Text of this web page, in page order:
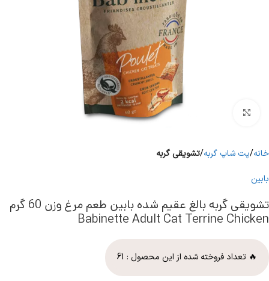
برای بزرگنمایی کلیک کنید
خانه پت شاپ گربه تشویقی گربه
بابین
تشویقی گربه بالغ عقیم شده بابین طعم مرغ وزن 60 گرم
Babinette Adult Cat Terrine Chicken
🔥 تعداد فروخته شده از این محصول : 61